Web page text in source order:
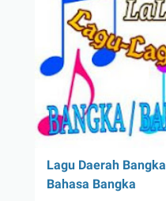
Lagu Daerah
Bahasa Bangka